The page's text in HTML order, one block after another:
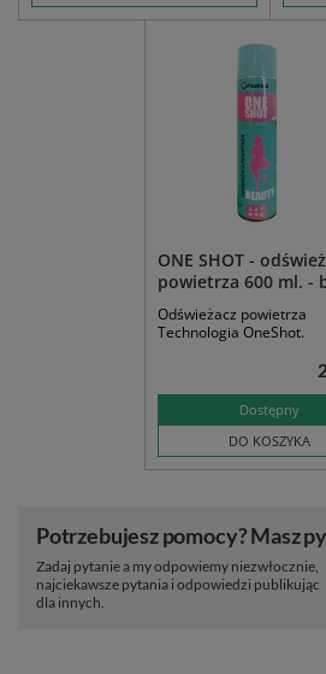
ONE SHOT -
powietrza 600 ml. -
Odświeżacz powietrza
Technologia OneShot.
Dostępny
DO KOSZYKA
Potrzebujesz pomocy? Masz
Zadaj pytanie a my odpowiemy niezwłocznie,
najciekawsze pytania i odpowiedzi publikując
dla innych.